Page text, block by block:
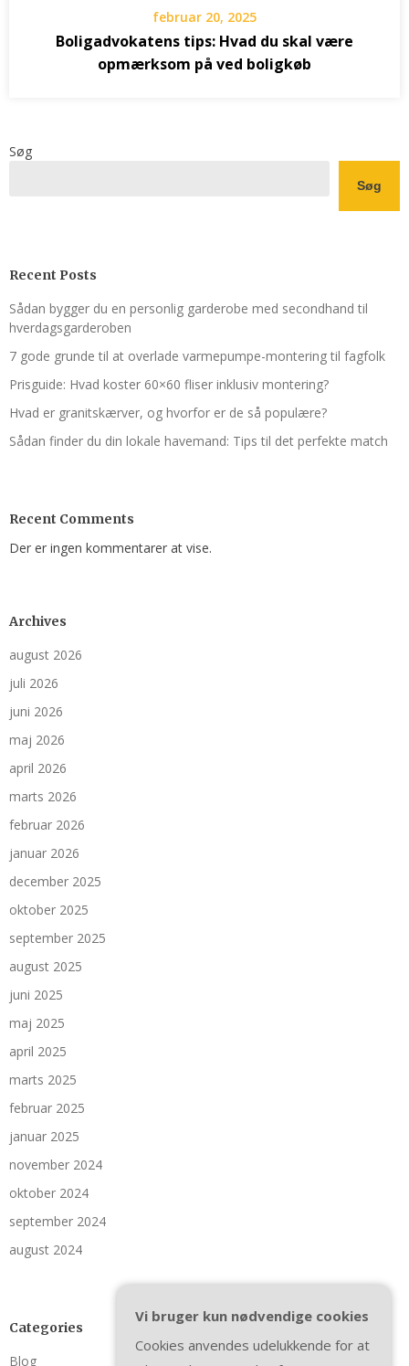
februar 20, 2025
Boligadvokatens tips: Hvad du skal være
opmærksom på ved boligkøb
Søg
Søg
Recent Posts
Sådan bygger du en personlig garderobe med secondhand til
hverdagsgarderoben
7 gode grunde til at overlade varmepumpe-montering til fagfolk
Prisguide: Hvad koster 60×60 fliser inklusiv montering?
Hvad er granitskærver, og hvorfor er de så populære?
Sådan finder du din lokale havemand: Tips til det perfekte match
Recent Comments
Der er ingen kommentarer at vise.
Archives
august 2026
juli 2026
juni 2026
maj 2026
april 2026
marts 2026
februar 2026
januar 2026
december 2025
oktober 2025
september 2025
august 2025
juni 2025
maj 2025
april 2025
marts 2025
februar 2025
januar 2025
november 2024
oktober 2024
september 2024
august 2024
Categories
Blog
Vi bruger kun nødvendige cookies
Cookies anvendes udelukkende for at